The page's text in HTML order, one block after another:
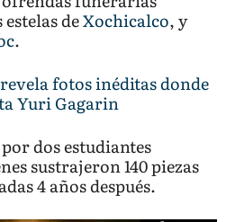
estelas deXochicalco, y
.
fotos inéditas donde
Yuri Gagarin
dos estudiantes
sustrajeron 140 piezas
4 años después.